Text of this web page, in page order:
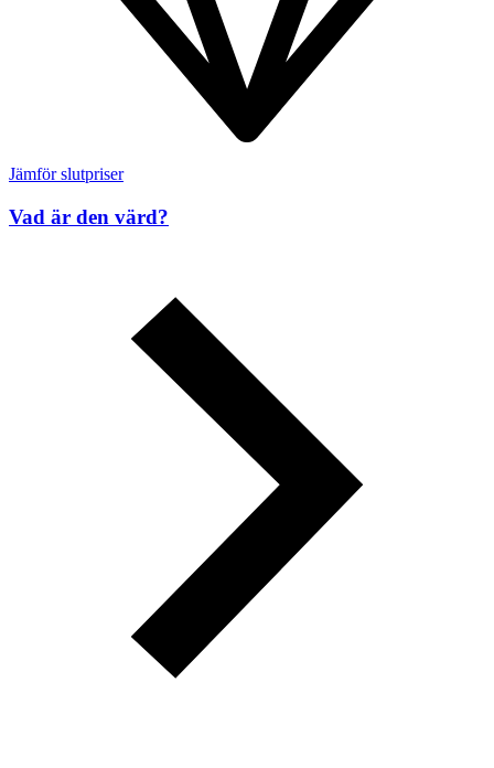
Jämför slutpriser
Vad är den värd?